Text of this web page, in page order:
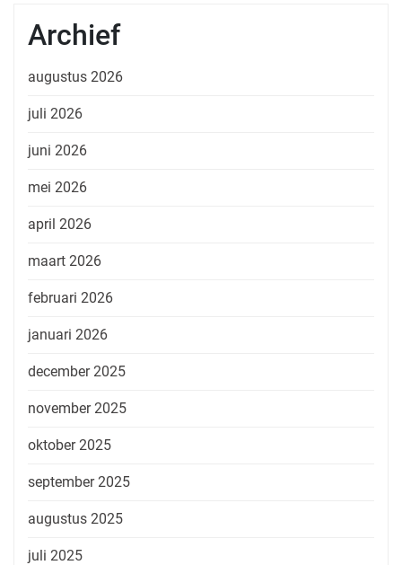
Archief
augustus 2026
juli 2026
juni 2026
mei 2026
april 2026
maart 2026
februari 2026
januari 2026
december 2025
november 2025
oktober 2025
september 2025
augustus 2025
juli 2025